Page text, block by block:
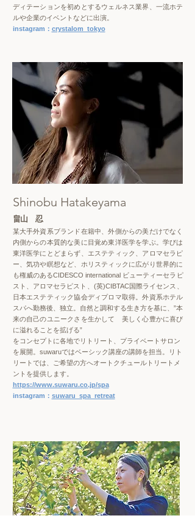
ディテーションを初めとするウェルネス業界、一流ホテ
ルや企業のイベントなどに出演。
instagram： crystalom_tokyo
Shinobu Hatakeyama
畠山 忍
某大手外資系ブランド在籍中、外側からの美だけでなく
内側からの本質的な美に目覚め東洋医学を学ぶ。学びは
東洋医学にとどまらず、エステティック、アロマセラピ
ー、気功や瞑想など、ホリスティックに広がり世界的に
も権威のあるCIDESCO international ビューティーセラピ
スト、アロマセラピスト、(英)CIBTAC国際ライセンス、
日本エステティック協会ディプロマ取得。外資系ホテル
スパへ勤務後、独立。自然と調和する生き方を基に、”本
来の自己のユニークさを生かして 美しく心豊かに喜び
に溢れることを拡げる”
​をコンセプトに各地でリトリート、プライベートサロン
を展開。suwaruではベーシック講座の講師を担当。リト
リートでは、ご希望の方へオートクチュールトリートメ
ントを提供します。
https://www.suwaru.co.jp/spa
instagram： suwaru_spa_retreat